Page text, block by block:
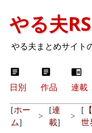
やる夫
やる夫まとめサイト
日別 作品 連載
[ホー
ム]
>
[連
載]
>
[
世